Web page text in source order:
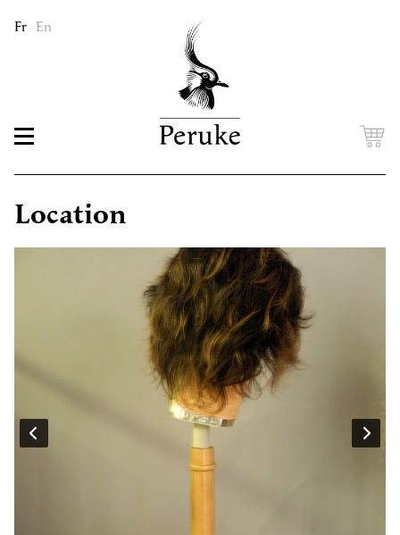
Fr En
Location